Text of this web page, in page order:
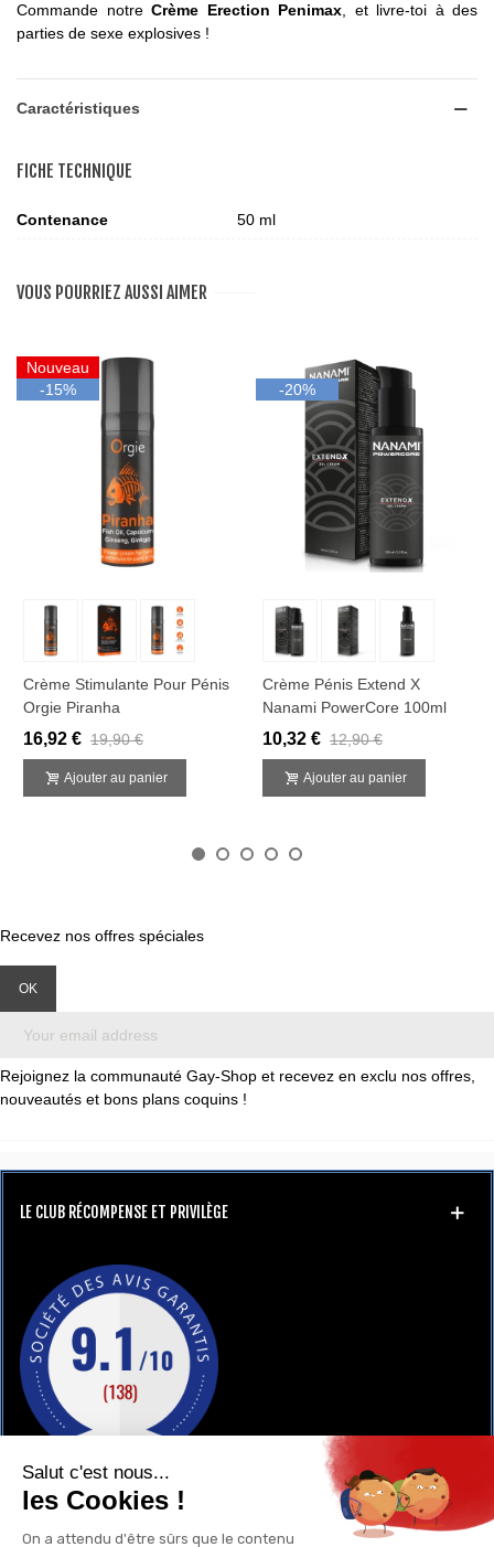
Commande notre Crème Erection Penimax , et livre-toi à des
parties de sexe explosives !
Caractéristiques
FICHE TECHNIQUE
Contenance 50 ml
VOUS POURRIEZ AUSSI AIMER
Nouveau
-15%
Crème Stimulante Pour Pénis
Orgie Piranha
16,92 € 19,90 €
Ajouter au panier
-20%
Crème Pénis Extend X
Nanami PowerCore 100ml
10,32 € 12,90 €
Ajouter au panier
Recevez nos offres spéciales
Rejoignez la communauté Gay-Shop et recevez en exclu nos offres,
nouveautés et bons plans coquins !
LE CLUB RÉCOMPENSE ET PRIVILÈGE